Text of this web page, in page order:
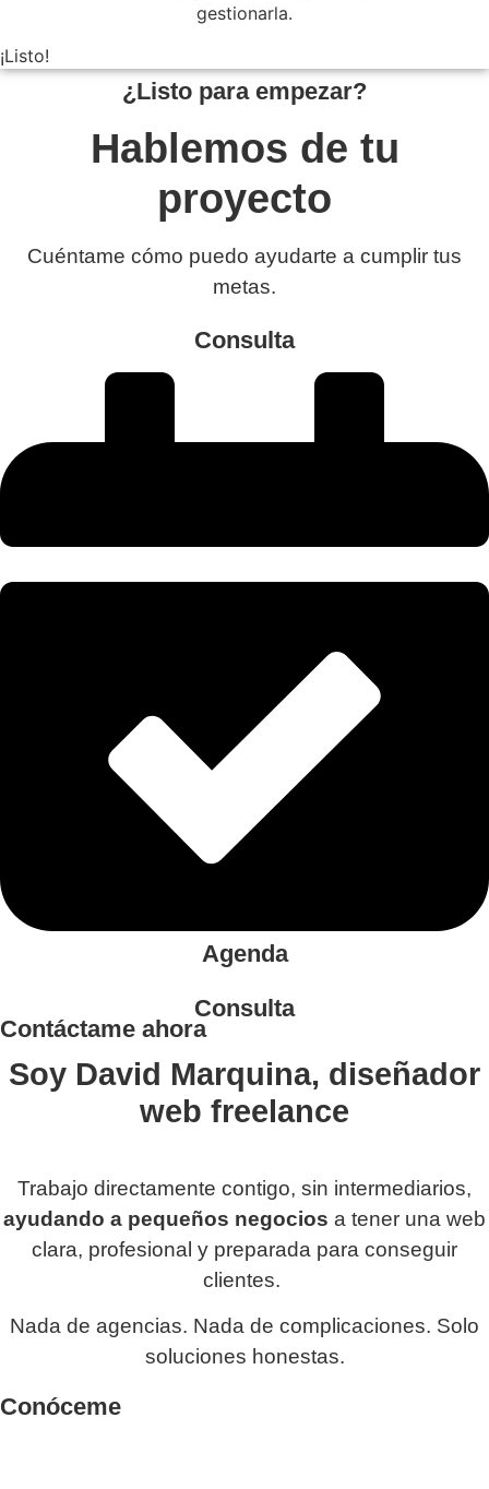
gestionarla.
¡Listo!
¿Listo para empezar?
Hablemos de tu
proyecto
Cuéntame cómo puedo ayudarte a cumplir tus
metas.
Consulta
Agenda
Consulta
Contáctame ahora
Soy David Marquina, diseñador
web freelance
Trabajo directamente contigo, sin intermediarios,
ayudando a pequeños negocios a tener una web
clara, profesional y preparada para conseguir
clientes.
Nada de agencias. Nada de complicaciones. Solo
soluciones honestas.
Conóceme